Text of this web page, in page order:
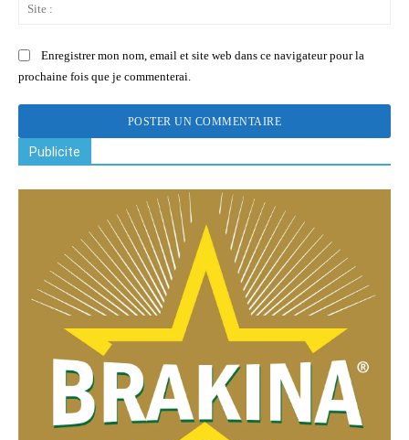
Enregistrer mon nom, email et site web dans ce navigateur pour la
prochaine fois que je commenterai.
Publicite